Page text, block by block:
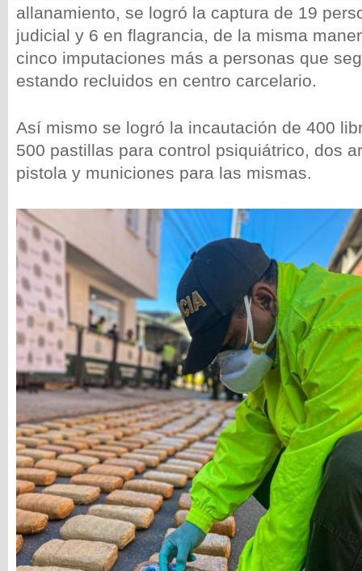
allanamiento, se logró la captura de 19
judicial y 6 en flagrancia, de la misma
cinco imputaciones más a personas que
estando recluidos en centro carcelario.
Así mismo se logró la incautación de 400
500 pastillas para control psiquiátrico, dos
pistola y municiones para las mismas.
wp-
wp-